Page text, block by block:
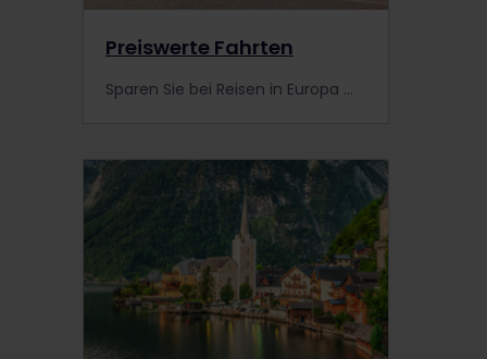
Preiswerte Fahrten
Sparen Sie bei Reisen in Europa mit Interrail bares Geld! Erhalten Sie wertvolle Tipps, wie Sie auf Reisen Ihren Geldbeutel schonen.